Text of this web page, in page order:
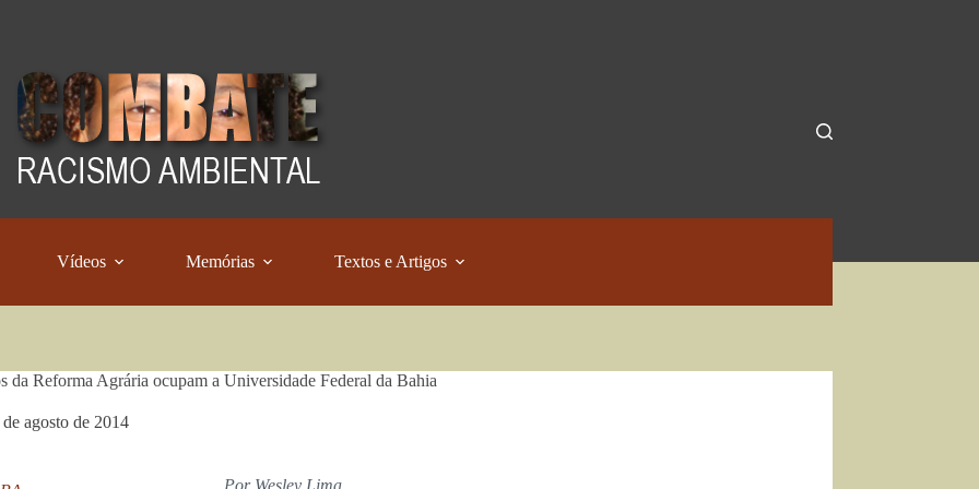
Vídeos Memórias Textos e Artigos
da Reforma Agrária ocupam a Universidade Federal da Bahia
de agosto de 2014
Por Wesley Lima